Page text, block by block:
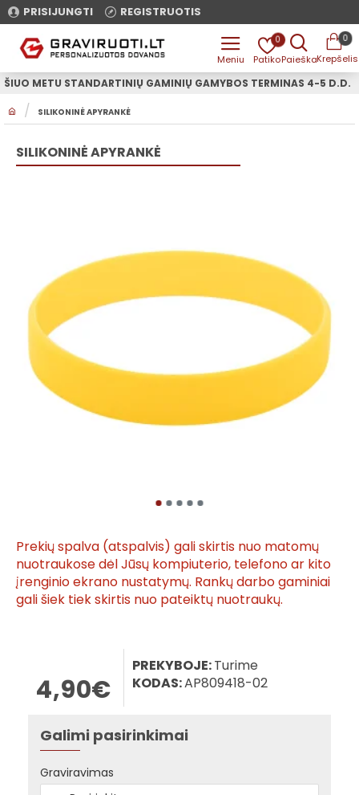
PRISIJUNGTI REGISTRUOTIS
0 0
O
E
SILIKONINĖ APYRANKĖ
ŠIUO METU STANDARTINIŲ GAMINIŲ GAMYBOS TERMINAS 4-5 D.D.
SILIKONINĖ APYRANKĖ
Prekių spalva (atspalvis) gali skirtis nuo matomų
nuotraukose dėl Jūsų kompiuterio, telefono ar kito
įrenginio ekrano nustatymų. Rankų darbo gaminiai
gali šiek tiek skirtis nuo pateiktų nuotraukų.
4,90€
PREKYBOJE:Turime
KODAS:AP809418-02
Galimi pasirinkimai
Graviravimas